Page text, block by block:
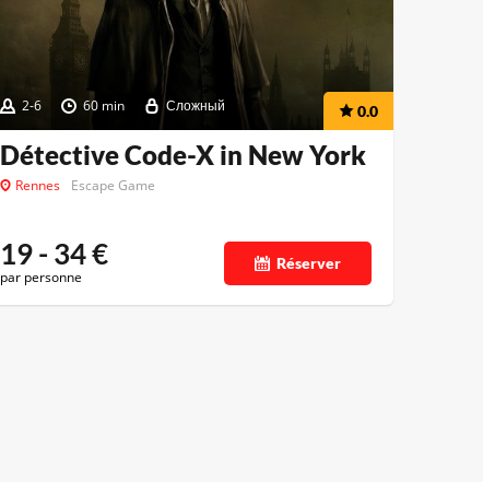
2-6 60 min Сложный 0.0
Détective Code-X in New York
Rennes Escape Game
19 - 34€
par personne
Réserver